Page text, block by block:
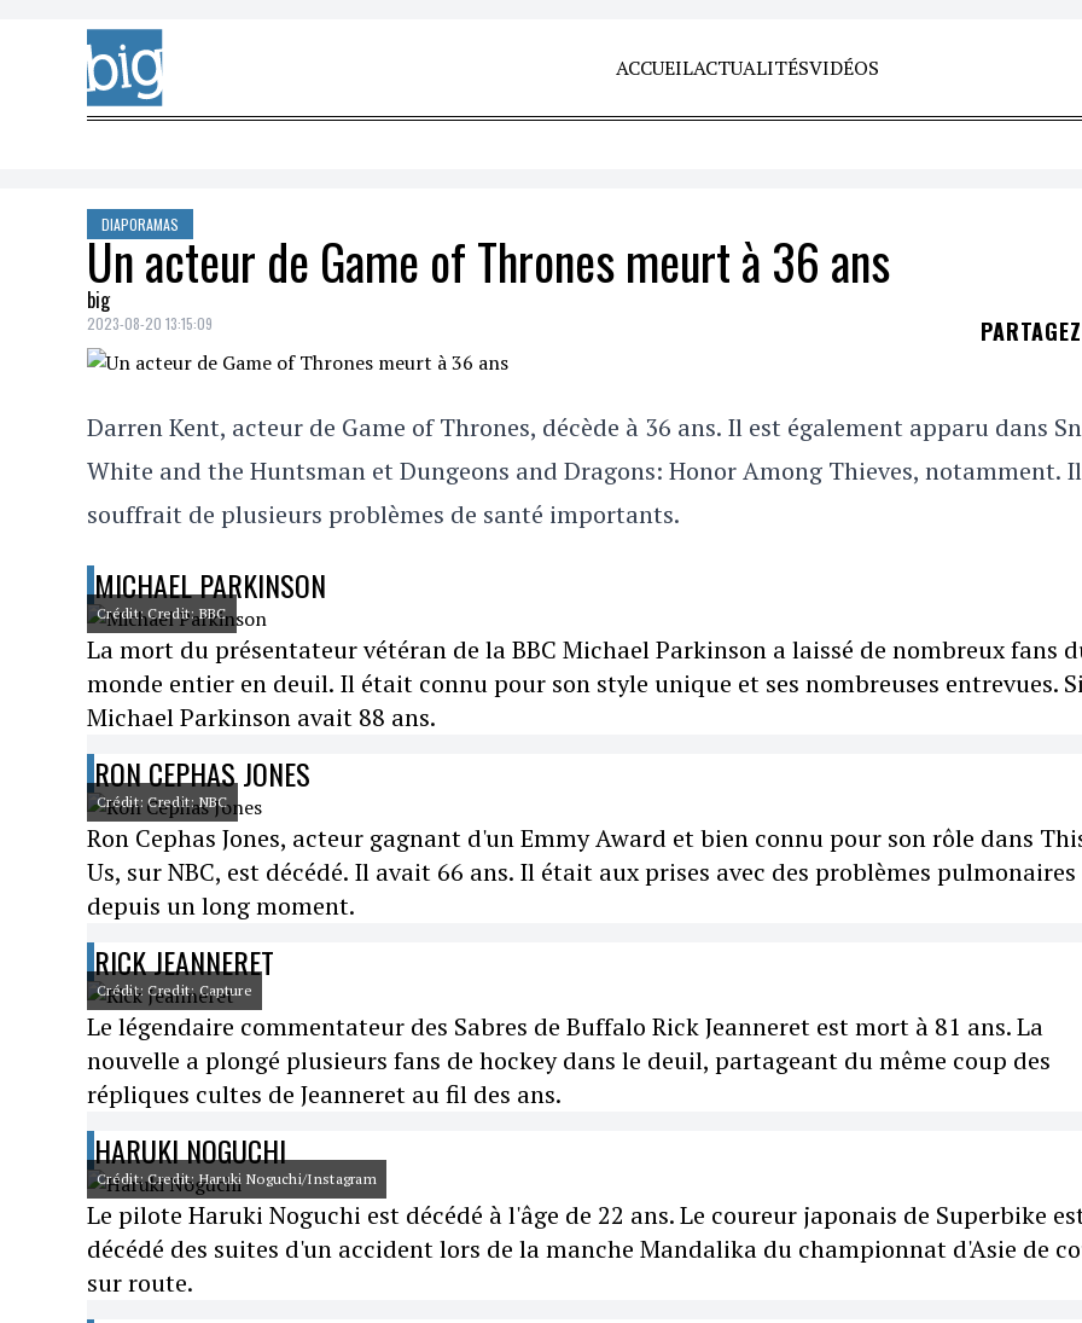
Skip to content
ACCUEILACTUALITÉSVIDÉOS
DIAPORAMAS
Un acteur de Game of Thrones meurt à 36 ans
big
2023-08-20 13:15:09 PARTAGEZ
Darren Kent, acteur de Game of Thrones, décède à 36 ans. Il est également apparu dans
White and the Huntsman et Dungeons and Dragons: Honor Among Thieves, notamment. Il
souffrait de plusieurs problèmes de santé importants.
MICHAEL PARKINSON
Crédit: Credit: BBC
La mort du présentateur vétéran de la BBC Michael Parkinson a laissé de nombreux fans
monde entier en deuil. Il était connu pour son style unique et ses nombreuses entrevues.
Michael Parkinson avait 88 ans.
RON CEPHAS JONES
Crédit: Credit: NBC
Ron Cephas Jones, acteur gagnant d'un Emmy Award et bien connu pour son rôle dans
Us, sur NBC, est décédé. Il avait 66 ans. Il était aux prises avec des problèmes pulmonaires
depuis un long moment.
RICK JEANNERET
Crédit: Credit: Capture
Le légendaire commentateur des Sabres de Buffalo Rick Jeanneret est mort à 81 ans. La
nouvelle a plongé plusieurs fans de hockey dans le deuil, partageant du même coup des
répliques cultes de Jeanneret au fil des ans.
HARUKI NOGUCHI
Crédit: Credit: Haruki Noguchi/Instagram
Le pilote Haruki Noguchi est décédé à l'âge de 22 ans. Le coureur japonais de Superbike
décédé des suites d'un accident lors de la manche Mandalika du championnat d'Asie de
sur route.